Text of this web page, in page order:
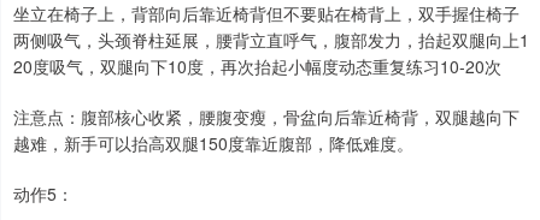
坐立在椅子上，背部向后靠近椅背但不要贴在椅背上，双手握住椅子
两侧吸气，头颈脊柱延展，腰背立直呼气，腹部发力，抬起双腿向上1
20度吸气，双腿向下10度，再次抬起小幅度动态重复练习10-20次
注意点：腹部核心收紧，腰腹变瘦，骨盆向后靠近椅背，双腿越向下
越难，新手可以抬高双腿150度靠近腹部，降低难度。
动作5：